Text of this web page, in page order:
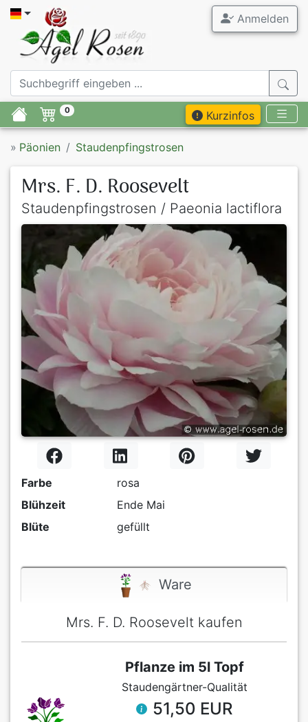
Anmelden
0 Kurzinfos
» Päonien Staudenpfingstrosen
Mrs. F. D. Roosevelt
Staudenpfingstrosen / Paeonia lactiflora
Farbe
rosa
Blühzeit
Ende Mai
Blüte
gefüllt
Ware
Mrs. F. D. Roosevelt kaufen
Pflanze im 5l Topf
Staudengärtner-Qualität
51,50 EUR